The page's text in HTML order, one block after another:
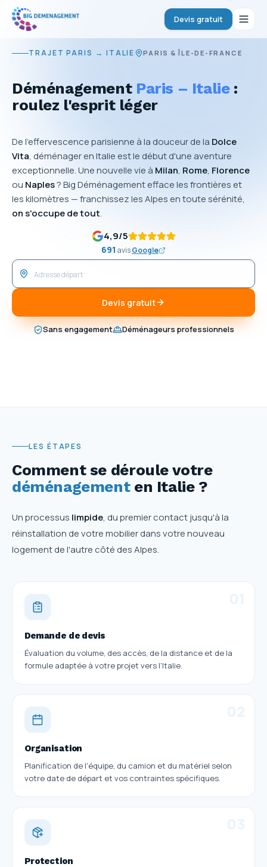
Devis gratuit
TRAJET PARIS → ITALIE PARIS & ÎLE-DE-FRANCE
Déménagement Paris – Italie:
roulez l'esprit léger
De l'effervescence parisienne à la douceur de la Dolce
Vita, déménager en Italie est le début d'une aventure
exceptionnelle. Une nouvelle vie à Milan, Rome, Florence
ou Naples? Big Déménagement efface les frontières et
les kilomètres — franchissez les Alpes en toute sérénité,
on s'occupe de tout.
4,9/5
691 avisGoogle
Devis gratuit
Sans engagement Déménageurs professionnels
LES ÉTAPES
Comment se déroule votre
déménagementen Italie ?
Un processus limpide, du premier contact jusqu'à la
réinstallation de votre mobilier dans votre nouveau
logement de l'autre côté des Alpes.
Demande de devis
Évaluation du volume, des accès, de la distance et de la
formule adaptée à votre projet vers l'Italie.
Organisation
Planification de l'équipe, du camion et du matériel selon
votre date de départ et vos contraintes spécifiques.
Protection